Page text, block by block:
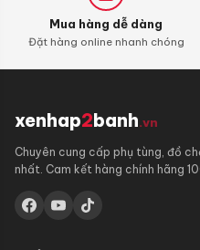
Mua hàng dễ dàng
Đặt hàng online nhanh chóng
xenhap2banh.vn
Chuyên cung cấp phụ tùng, đồ
nhất. Cam kết hàng chính hãng